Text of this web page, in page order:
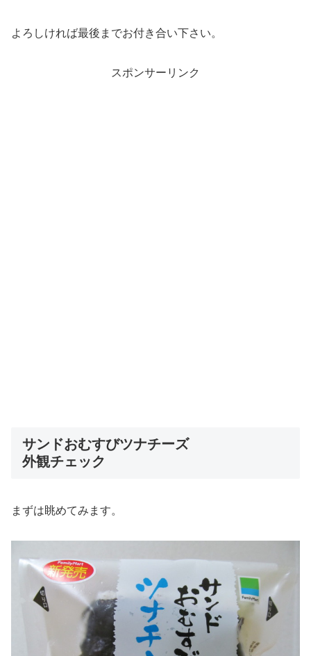
よろしければ最後までお付き合い下さい。
スポンサーリンク
サンドおむすびツナチーズ
外観チェック
まずは眺めてみます。